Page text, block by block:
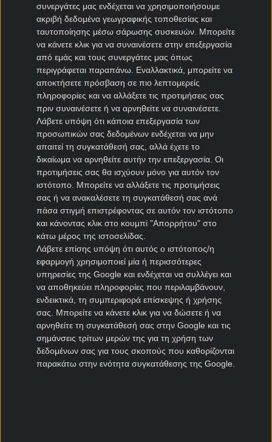
συνεργάτες μας ενδέχεται να χρησιμοποιήσουμε
ακριβή δεδομένα γεωγραφικής τοποθεσίας και
ταυτοποίησης μέσω σάρωσης συσκευών. Μπορείτε
να κάνετε κλικ για να συναινέσετε στην επεξεργασία
από εμάς και τους συνεργάτες μας όπως
περιγράφεται παραπάνω. Εναλλακτικά, μπορείτε να
αποκτήσετε πρόσβαση σε πιο λεπτομερείς
πληροφορίες και να αλλάξετε τις προτιμήσεις σας
πριν συναινέσετε ή να αρνηθείτε να συναινέσετε.
Λάβετε υπόψη ότι κάποια επεξεργασία των
προσωπικών σας δεδομένων ενδέχεται να μην
απαιτεί τη συγκατάθεσή σας, αλλά έχετε το
δικαίωμα να αρνηθείτε αυτήν την επεξεργασία. Οι
προτιμήσεις σας θα ισχύουν μόνο για αυτόν τον
ιστότοπο. Μπορείτε να αλλάξετε τις προτιμήσεις
σας ή να ανακαλέσετε τη συγκατάθεσή σας ανά
πάσα στιγμή επιστρέφοντας σε αυτόν τον ιστότοπο
και κάνοντας κλικ στο κουμπί "Απορρήτου" στο
κάτω μέρος της ιστοσελίδας.
Λάβετε επίσης υπόψη ότι αυτός ο ιστότοπος/η
εφαρμογή χρησιμοποιεί μία ή περισσότερες
υπηρεσίες της Google και ενδέχεται να συλλέγει και
να αποθηκεύει πληροφορίες που περιλαμβάνουν,
ενδεικτικά, τη συμπεριφορά επίσκεψης ή χρήσης
σας. Μπορείτε να κάνετε κλικ για να δώσετε ή να
αρνηθείτε τη συγκατάθεσή σας στην Google και τις
σημάνσεις τρίτων μερών της για τη χρήση των
δεδομένων σας για τους σκοπούς που καθορίζονται
παρακάτω στην ενότητα συγκατάθεσης της Google.
Λεβερκούζεν μεταγραφές
Άιντραχτ Φρανκφούρτης μεταγραφές
Μεταγραφές Γαλλία
Παρί Σεν Ζερμέν μεταγραφές
Μονακό μεταγραφές
Μαρσέιγ μεταγραφές
Λυών μεταγραφές
Μεταγραφές Super League 2
Ηρακλής μεταγραφές
ΠΑΣ Γιάννινα μεταγραφές
Πανιώνιος μεταγραφές
Καλλιθέα μεταγραφές
Καλαμάτα μεταγραφές
Νίκη Βόλου μεταγραφές
Μεταγραφές Cyprus League
Πάφος μεταγραφές
ΑΠΟΕΛ μεταγραφές
ΑΕΚ Λάρνακας μεταγραφές
Ομόνοια μεταγραφές